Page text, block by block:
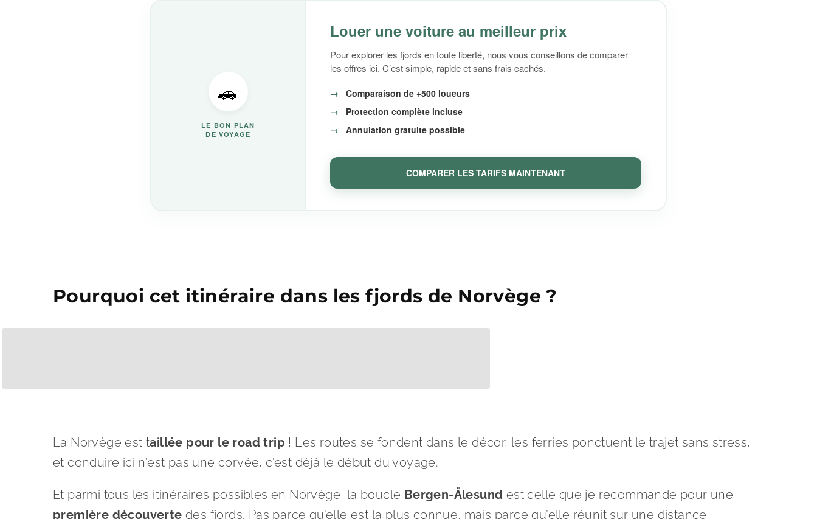
🚗
LE BON PLAN
DE VOYAGE
Louer une voiture au meilleur prix
Pour explorer les fjords en toute liberté, nous vous conseillons de comparer
les offres ici. C’est simple, rapide et sans frais cachés.
Comparaison de +500 loueurs
Protection complète incluse
Annulation gratuite possible
COMPARER LES TARIFS MAINTENANT
Pourquoi cet itinéraire dans les fjords de Norvège ?
La Norvège est taillée pour le road trip ! Les routes se fondent dans le décor, les ferries ponctuent le trajet sans stress,
et conduire ici n’est pas une corvée, c’est déjà le début du voyage.
Et parmi tous les itinéraires possibles en Norvège, la boucle Bergen-Ålesund est celle que je recommande pour une
première découverte des fjords. Pas parce qu’elle est la plus connue, mais parce qu’elle réunit sur une distance